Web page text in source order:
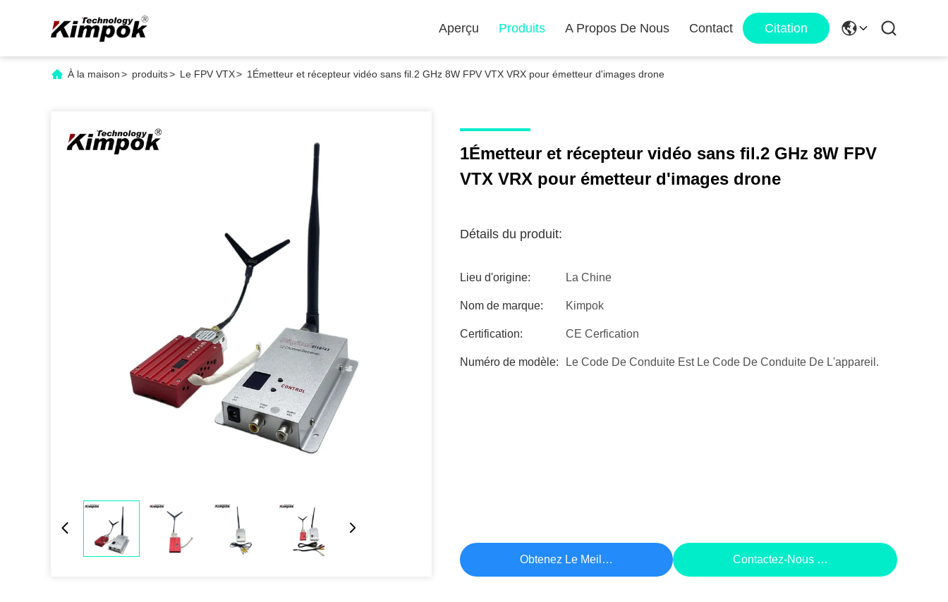
Aperçu Produits A Propos De Nous Contact Citation
À la maison> produits> Le FPV VTX> 1Émetteur et récepteur vidéo sans fil.2 GHz 8W FPV VTX VRX pour émetteur d'images drone
1Émetteur et récepteur vidéo sans fil.2 GHz 8W FPV
VTX VRX pour émetteur d'images drone
Détails du produit:
Lieu d'origine: La Chine
Nom de marque: Kimpok
Certification: CE Cerfication
Numéro de modèle: Le Code De Conduite Est Le Code De Conduite De L'appareil.
Obtenez Le Meilleur Prix Contactez-Nous Maintenant